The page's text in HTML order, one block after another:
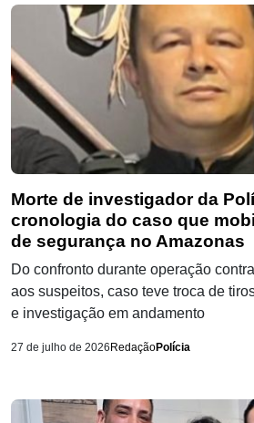
Morte de investigador da
cronologia do caso que
de segurança no Amazonas
Do confronto durante operação
aos suspeitos, caso teve troca de
e investigação em andamento
27 de julho de 2026 RedaçãoPolícia